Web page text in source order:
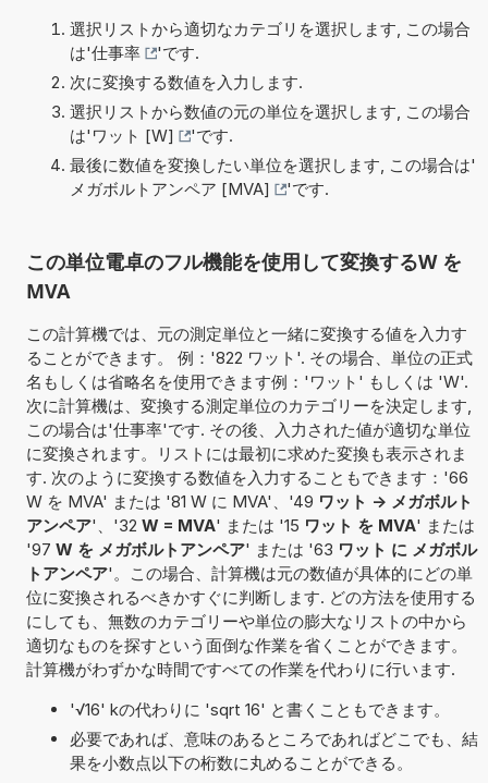
選択リストから適切なカテゴリを選択します, この場合
は'仕事率
'です.
次に変換する数値を入力します.
選択リストから数値の元の単位を選択します, この場合
は' ワット [W]
'です.
最後に数値を変換したい単位を選択します, この場合は'
メガボルトアンペア [MVA]
'です.
この単位電卓のフル機能を使用して変換するW を
MVA
この計算機では、元の測定単位と一緒に変換する値を入力す
ることができます。 例：'822 ワット'. その場合、単位の正式
名もしくは省略名を使用できます例：'ワット' もしくは 'W'.
次に計算機は、変換する測定単位のカテゴリーを決定します,
この場合は'仕事率'です. その後、入力された値が適切な単位
に変換されます。リストには最初に求めた変換も表示されま
す. 次のように変換する数値を入力することもできます：'66
W を MVA' または '81 W に MVA'、'49 ワット -> メガボルト
アンペア'、'32 W = MVA' または '15 ワット を MVA' または
'97 W を メガボルトアンペア' または '63 ワット に メガボル
トアンペア'。この場合、計算機は元の数値が具体的にどの単
位に変換されるべきかすぐに判断します. どの方法を使用する
にしても、無数のカテゴリーや単位の膨大なリストの中から
適切なものを探すという面倒な作業を省くことができます。
計算機がわずかな時間ですべての作業を代わりに行います.
'√16' kの代わりに 'sqrt 16' と書くこともできます。
必要であれば、意味のあるところであればどこでも、結
果を小数点以下の桁数に丸めることができる。